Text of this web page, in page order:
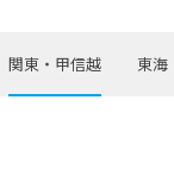
ージ
ジ
ジ
関東・甲信越 東海